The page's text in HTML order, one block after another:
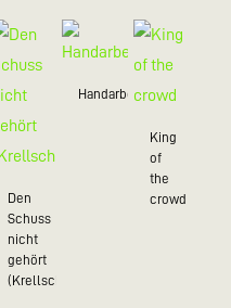
Den
Schuss
nicht
gehört
(Krellschuss)
Handarbeit
King
of
the
crowd